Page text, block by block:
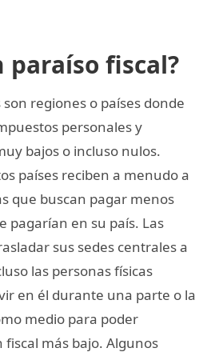
paraíso fiscal?
son regiones o países donde
personales y
bajos o incluso nulos.
países reciben a menudo a
que buscan pagar menos
pagarían en su país. Las
sus sedes centrales a
las personas físicas
en él durante una parte o la
medio para poder
más bajo. Algunos